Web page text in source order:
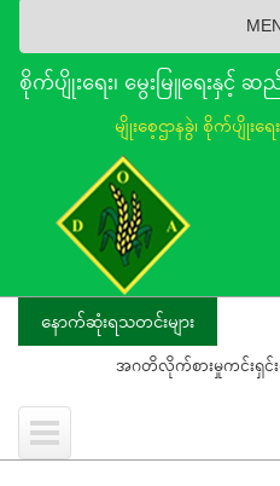
စိုက်ပျိုးရေး၊ မွေးမြူရေးနှင့် ဆည်
မျိုးစေ့ဌာနခွဲ၊ စိုက်ပျိုးရေး
နောက်ဆုံးရသတင်းများ
အဂတိလိုက်စားမှုကင်းရှင်းစေရေး